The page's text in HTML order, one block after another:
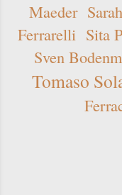
Maeder
Ferrarelli Sita
Sven
Tomaso